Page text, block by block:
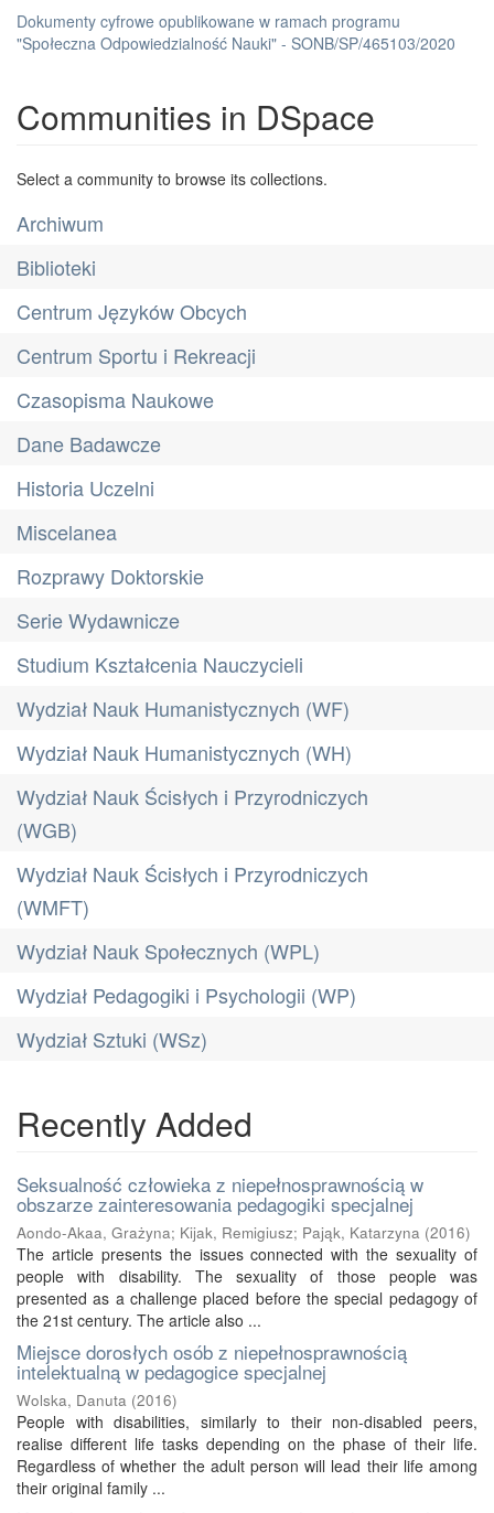
Dokumenty cyfrowe opublikowane w ramach programu
"Społeczna Odpowiedzialność Nauki" - SONB/SP/465103/2020
Communities in DSpace
Select a community to browse its collections.
Archiwum
Biblioteki
Centrum Języków Obcych
Centrum Sportu i Rekreacji
Czasopisma Naukowe
Dane Badawcze
Historia Uczelni
Miscelanea
Rozprawy Doktorskie
Serie Wydawnicze
Studium Kształcenia Nauczycieli
Wydział Nauk Humanistycznych (WF)
Wydział Nauk Humanistycznych (WH)
Wydział Nauk Ścisłych i Przyrodniczych
(WGB)
Wydział Nauk Ścisłych i Przyrodniczych
(WMFT)
Wydział Nauk Społecznych (WPL)
Wydział Pedagogiki i Psychologii (WP)
Wydział Sztuki (WSz)
Recently Added
Seksualność człowieka z niepełnosprawnością w
obszarze zainteresowania pedagogiki specjalnej
Aondo-Akaa, Grażyna; Kijak, Remigiusz; Pająk, Katarzyna (2016)
The article presents the issues connected with the sexuality of
people with disability. The sexuality of those people was
presented as a challenge placed before the special pedagogy of
the 21st century. The article also ...
Miejsce dorosłych osób z niepełnosprawnością
intelektualną w pedagogice specjalnej
Wolska, Danuta (2016)
People with disabilities, similarly to their non-disabled peers,
realise different life tasks depending on the phase of their life.
Regardless of whether the adult person will lead their life among
their original family ...